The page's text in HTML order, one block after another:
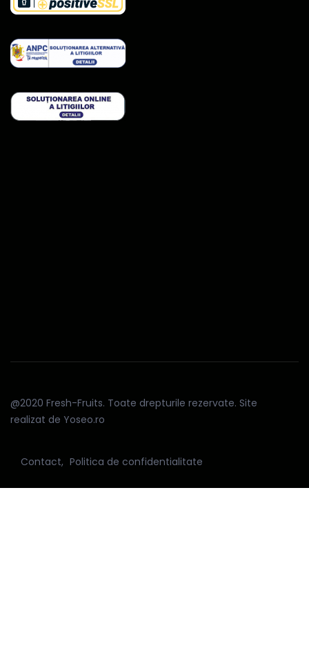
@2020 Fresh-Fruits. Toate drepturile rezervate. Site
realizat de Yoseo.ro
Contact Politica de confidentialitate